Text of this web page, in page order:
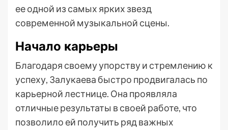
ее одной из самых ярких звезд
современной музыкальной сцены.
Начало карьеры
Благодаря своему упорству и стремлению к
успеху, Залукаева быстро продвигалась по
карьерной лестнице. Она проявляла
отличные результаты в своей работе, что
позволило ей получить ряд важных